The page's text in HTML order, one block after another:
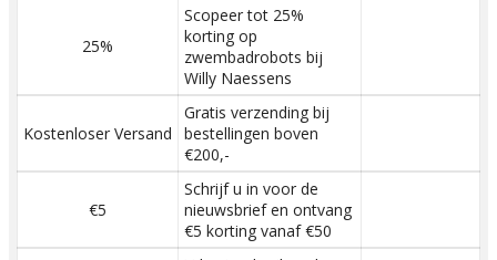
25%
Scopeer tot 25%
korting op
zwembadrobots bij
Willy Naessens
Kostenloser Versand
Gratis verzending bij
bestellingen boven
€200,-
€5
Schrijf u in voor de
nieuwsbrief en ontvang
€5 korting vanaf €50